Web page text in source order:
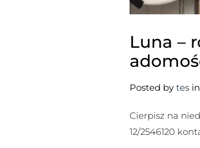
Luna –
Posted by tes in
Cierpisz na
12/2546120